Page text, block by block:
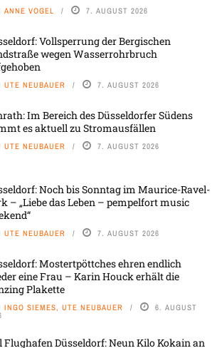
ANNE VOGEL 7. AUGUST 2026
Vollsperrung der Bergischen
wegen Wasserrohrbruch
UTE NEUBAUER 7. AUGUST 2026
Im Bereich des Düsseldorfer Südens
es aktuell zu Stromausfällen
UTE NEUBAUER 7. AUGUST 2026
Noch bis Sonntag im Maurice-Ravel-
– „Liebe das Leben – pempelfort music
UTE NEUBAUER 7. AUGUST 2026
Mostertpöttches ehren endlich
eine Frau – Karin Houck erhält die
Plakette
INGO SIEMES, UTE NEUBAUER 6. AUGUST
Flughafen Düsseldorf: Neun Kilo Kokain an